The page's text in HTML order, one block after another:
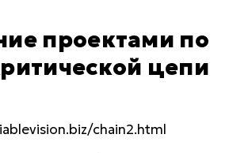
вход \ Левый торец здания
с 9:30 до 18:30 (по Хбк)
контакты
цепи
chain2.html